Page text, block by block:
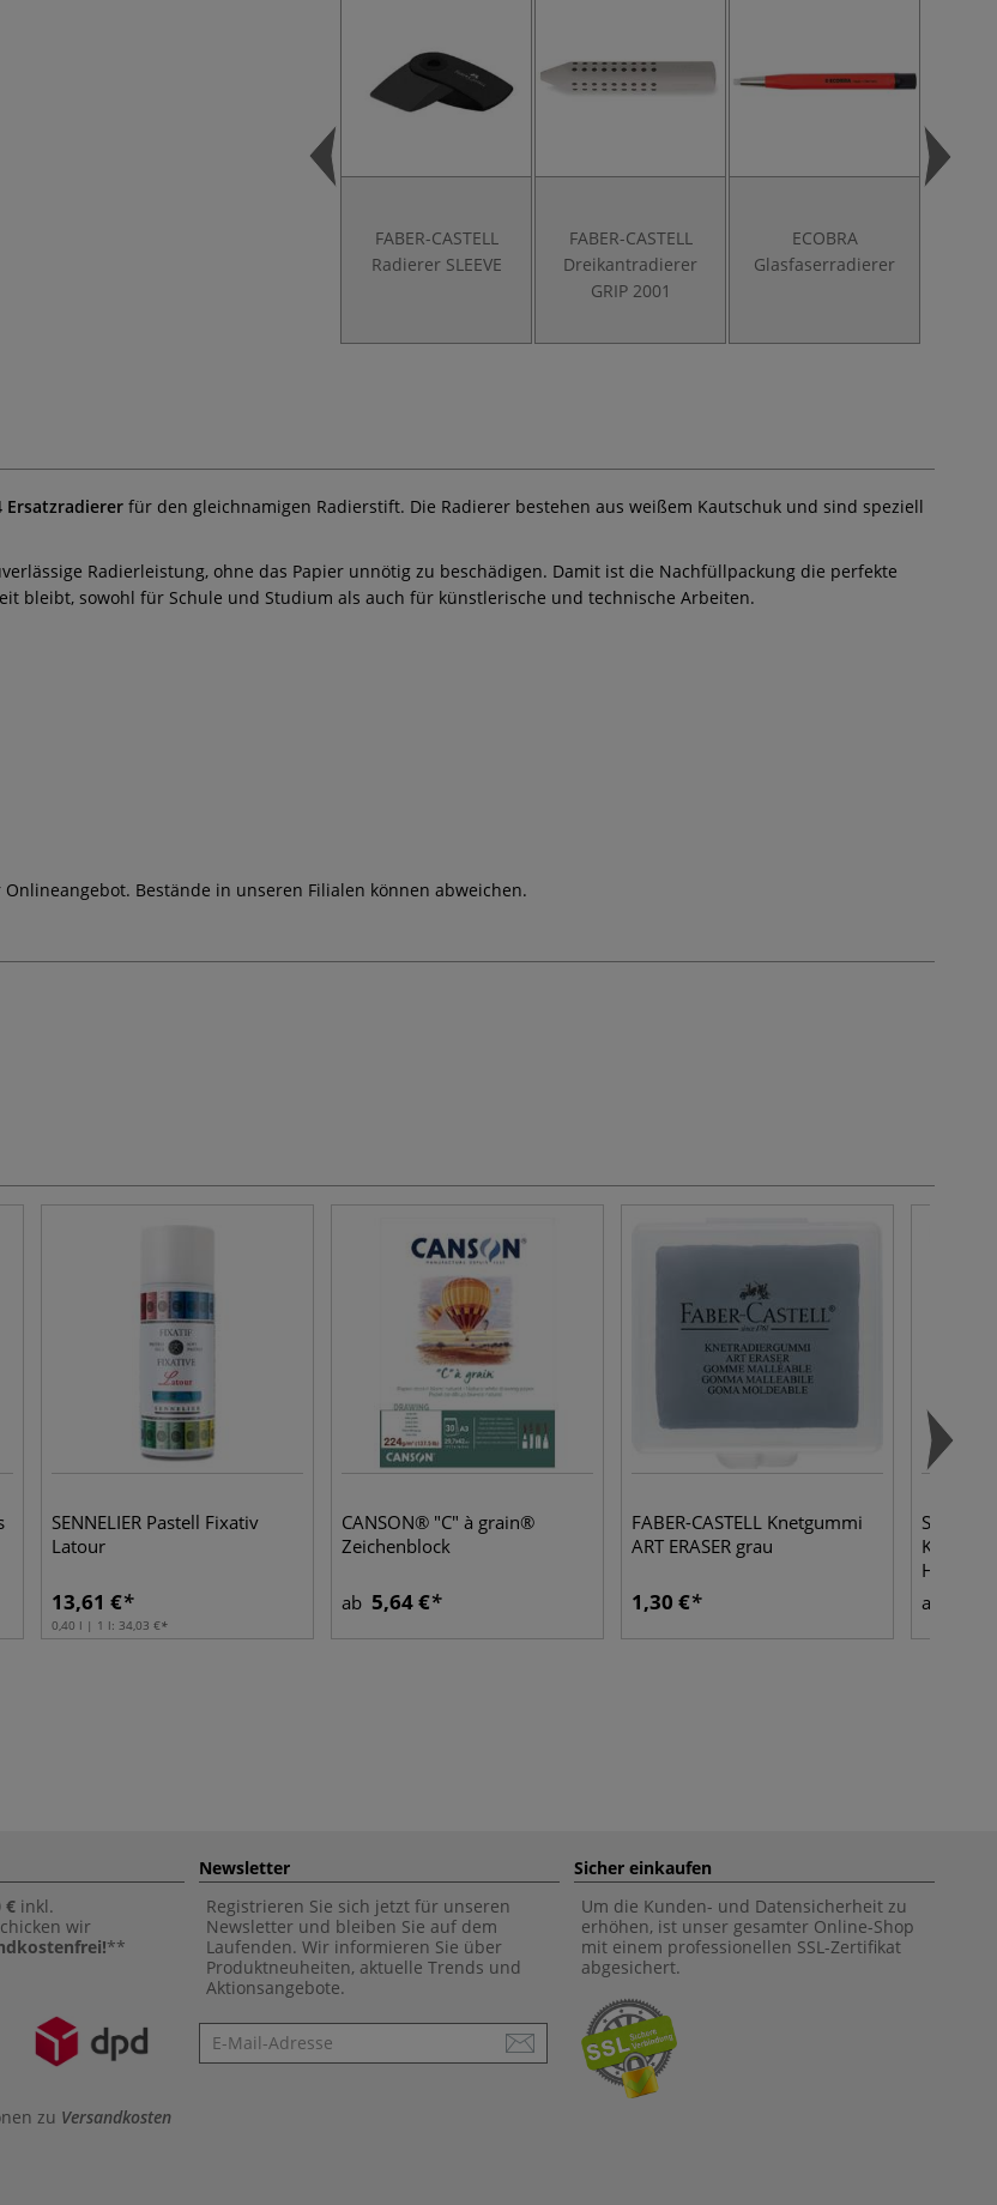
FABER-CASTELL
Radierer SLEEVE
FABER-CASTELL
Dreikantradierer
GRIP 2001
ECOBRA
Glasfaserradierer
Ersatzradierer für den gleichnamigen Radierstift. Die Radierer bestehen aus weißem Kautschuk und sind speziell
Radierleistung, ohne das Papier unnötig zu beschädigen. Damit ist die Nachfüllpackung die perfekte
bleibt, sowohl für Schule und Studium als auch für künstlerische und technische Arbeiten.
Bestände in unseren Filialen können abweichen.
SENNELIER Pastell Fixativ
Latour
13,61 €
0,40 l | 1 l: 34,03 €
CANSON® "C" à grain®
Zeichenblock
ab 5,64 €
FABER-CASTELL Knetgummi
ART ERASER grau
1,30 €
ab
€ inkl.
wir
**
zu Versandkosten
Newsletter
Registrieren Sie sich jetzt für unseren
Newsletter und bleiben Sie auf dem
Laufenden. Wir informieren Sie über
Produktneuheiten, aktuelle Trends und
Aktionsangebote.
Newsletter
Sicher einkaufen
Um die Kunden- und Datensicherheit zu
erhöhen, ist unser gesamter Online-Shop
mit einem professionellen SSL-Zertifikat
abgesichert.